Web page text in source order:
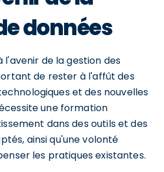
données
l'avenir de la gestion des
de rester à l'affût des
et des nouvelles
une formation
dans des outils et des
ainsi qu'une volonté
les pratiques existantes.